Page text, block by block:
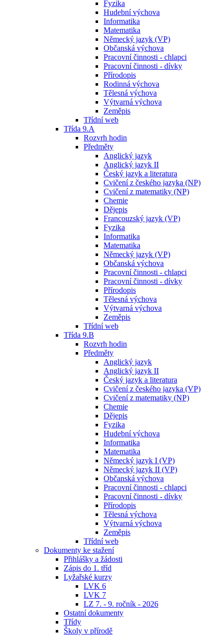
Fyzika
Hudební výchova
Informatika
Matematika
Německý jazyk (VP)
Občanská výchova
Pracovní činnosti - chlapci
Pracovní činnosti - dívky
Přírodopis
Rodinná výchova
Tělesná výchova
Výtvarná výchova
Zeměpis
Třídní web
Třída 9.A
Rozvrh hodin
Předměty
Anglický jazyk
Anglický jazyk II
Český jazyk a literatura
Cvičení z českého jazyka (NP)
Cvičení z matematiky (NP)
Chemie
Dějepis
Francouzský jazyk (VP)
Fyzika
Informatika
Matematika
Německý jazyk (VP)
Občanská výchova
Pracovní činnosti - chlapci
Pracovní činnosti - dívky
Přírodopis
Tělesná výchova
Výtvarná výchova
Zeměpis
Třídní web
Třída 9.B
Rozvrh hodin
Předměty
Anglický jazyk
Anglický jazyk II
Český jazyk a literatura
Cvičení z českého jazyka (VP)
Cvičení z matematiky (NP)
Chemie
Dějepis
Fyzika
Hudební výchova
Informatika
Matematika
Německý jazyk I (VP)
Německý jazyk II (VP)
Občanská výchova
Pracovní činnosti - chlapci
Pracovní činnosti - dívky
Přírodopis
Tělesná výchova
Výtvarná výchova
Zeměpis
Třídní web
Dokumenty ke stažení
Přihlášky a žádosti
Zápis do 1. tříd
Lyžařské kurzy
LVK 6
LVK 7
LZ 7. - 9. ročník - 2026
Ostatní dokumenty
Třídy
Školy v přírodě